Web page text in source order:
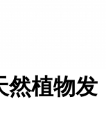
然植物发